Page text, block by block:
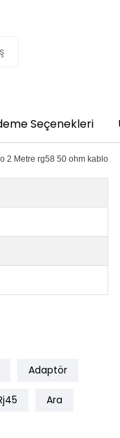
Seçenekleri
2 Metre rg58 50 ohm kablo
Adaptör
Ara